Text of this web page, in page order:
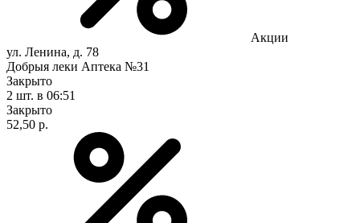
Акции
ул. Ленина, д. 78
Добрыя леки Аптека №31
Закрыто
2 шт. в 06:51
Закрыто
52,50 р.